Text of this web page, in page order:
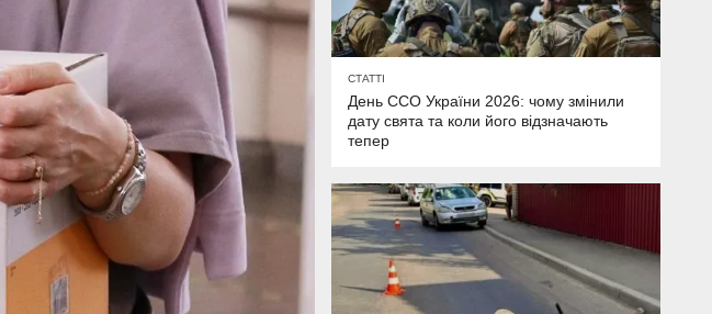
СТАТТІ
День ССО України 2026: чому змінили
дату свята та коли його відзначають
тепер